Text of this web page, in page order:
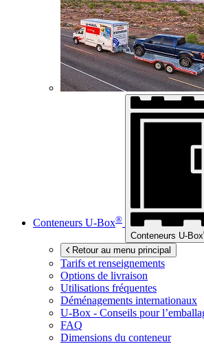
Conteneurs U-Box®
Conteneurs U-Box
Retour au menu principal
Tarifs et renseignements
Options de livraison
Utilisations fréquentes
Déménagements internationaux
U-Box - Conseils pour
FAQ
Dimensions du conteneur